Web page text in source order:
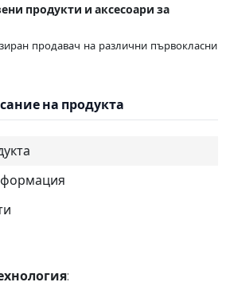
продукти и аксесоари за
продавач на различни първокласни
на продукта
: